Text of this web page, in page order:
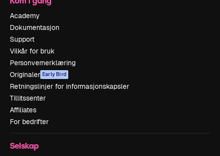
Academy
Dokumentasjon
Support
Vilkår for bruk
Personvernerklæring
Originaler Early Bird
Retningslinjer for informasjonskapsler
Tillitssenter
Affiliates
For bedrifter
Selskap